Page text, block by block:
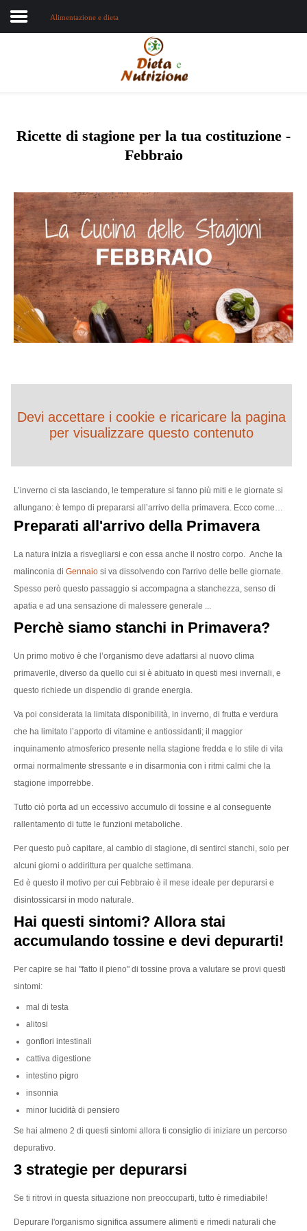
Dieta e nutrizione
Alimentazione e dieta
Ricette di stagione per la tua costituzione -
Febbraio
Devi accettare i cookie e ricaricare la pagina
per visualizzare questo contenuto
L’inverno ci sta lasciando, le temperature si fanno più miti e le giornate si
allungano: è tempo di prepararsi all’arrivo della primavera. Ecco come…
Preparati all'arrivo della Primavera
La natura inizia a risvegliarsi e con essa anche il nostro corpo.
Anche la
malinconia di Gennaio si va dissolvendo con l'arrivo delle belle giornate.
Spesso però questo passaggio si accompagna a stanchezza, senso di
apatia e ad una sensazione di malessere generale ...
Perchè siamo stanchi in Primavera?
Un primo motivo è che l’organismo deve adattarsi al nuovo clima
primaverile, diverso da quello cui si è abituato in questi mesi invernali, e
questo richiede un dispendio di grande energia.
Va poi considerata la limitata disponibilità, in inverno, di frutta e verdura
che ha limitato l’apporto di vitamine e antiossidanti; il maggior
inquinamento atmosferico presente nella stagione fredda e lo stile di vita
ormai normalmente stressante e in disarmonia con i ritmi calmi che la
stagione imporrebbe.
Tutto ciò porta ad un eccessivo accumulo di tossine e al conseguente
rallentamento di tutte le funzioni metaboliche.
Per questo può capitare, al cambio di stagione, di sentirci stanchi, solo per
alcuni giorni o addirittura per qualche settimana.
Ed è questo il motivo per cui Febbraio è il mese ideale per depurarsi e
disintossicarsi in modo naturale.
Hai questi sintomi? Allora stai
accumulando tossine e devi depurarti!
Per capire se hai "fatto il pieno" di tossine prova a valutare se provi questi
sintomi:
mal di testa
alitosi
gonfiori intestinali
cattiva digestione
intestino pigro
insonnia
minor lucidità di pensiero
Se hai almeno 2 di questi sintomi allora ti consiglio di iniziare un percorso
depurativo.
3 strategie per depurarsi
Se ti ritrovi in questa situazione non preoccuparti, tutto è rimediabile!
Depurare l'organismo significa assumere alimenti e rimedi naturali che